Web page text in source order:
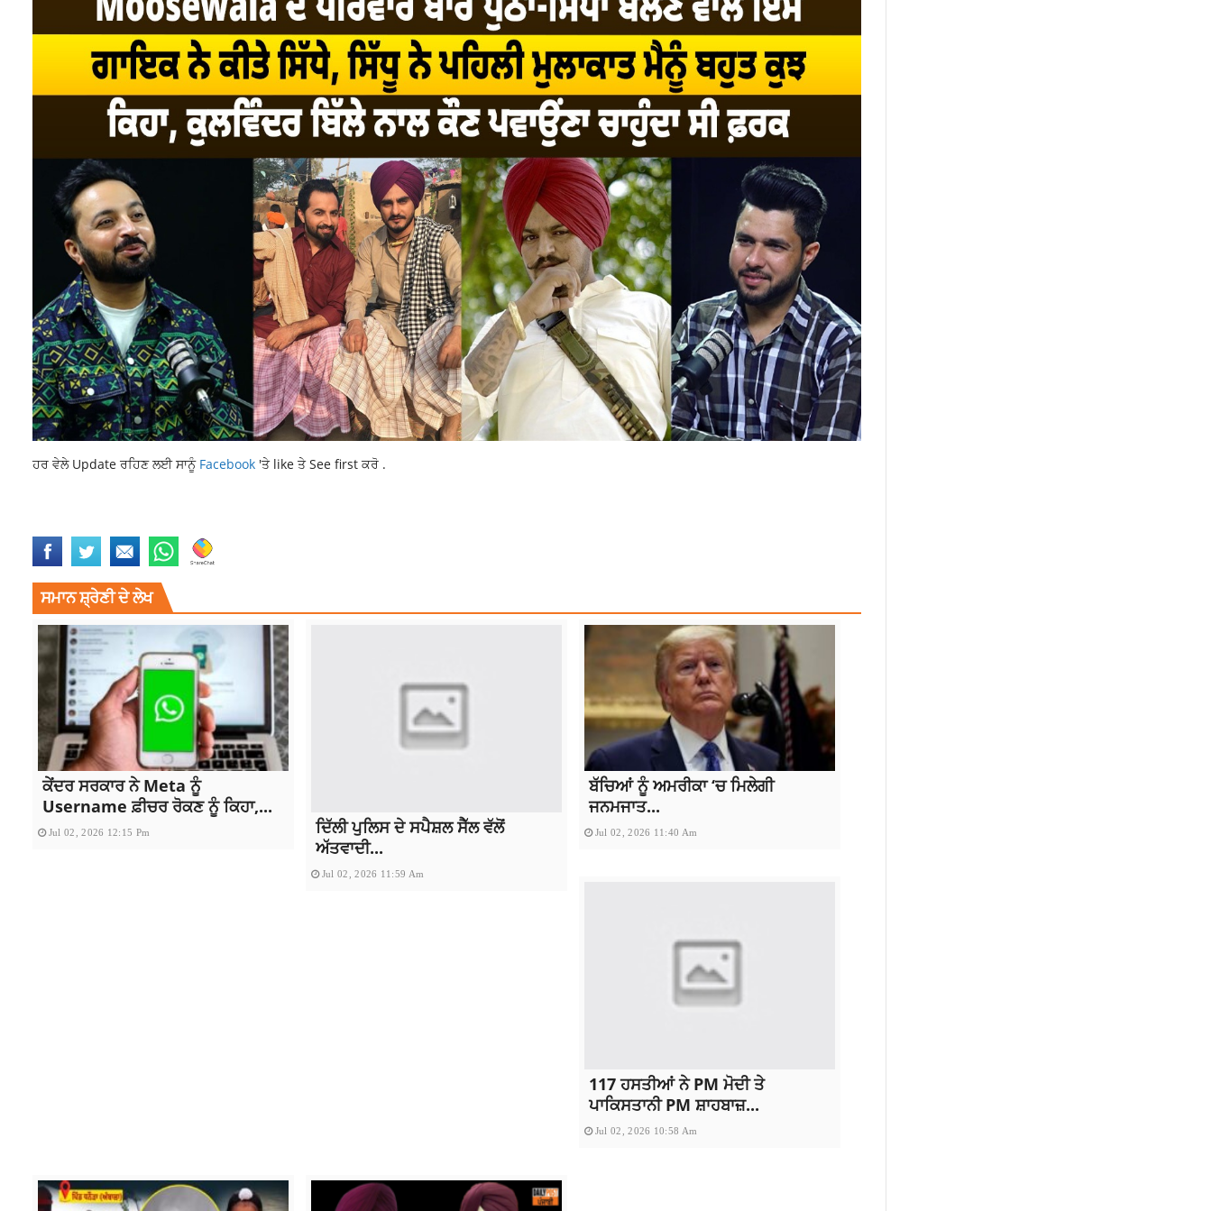
ਹਰ ਵੇਲੇ Update ਰਹਿਣ ਲਈ ਸਾਨੂੰ Facebook 'ਤੇ like ਤੇ See first ਕਰੋ .
ਸਮਾਨ ਸ਼੍ਰੇਣੀ ਦੇ ਲੇਖ
ਕੇਂਦਰ ਸਰਕਾਰ ਨੇ Meta ਨੂੰ
Username ਫ਼ੀਚਰ ਰੋਕਣ ਨੂੰ ਕਿਹਾ,...
Jul 02, 2026 12:15 Pm
ਦਿੱਲੀ ਪੁਲਿਸ ਦੇ ਸਪੈਸ਼ਲ ਸੈੱਲ ਵੱਲੋਂ
ਅੱਤਵਾਦੀ...
Jul 02, 2026 11:59 Am
ਬੱਚਿਆਂ ਨੂੰ ਅਮਰੀਕਾ ‘ਚ ਮਿਲੇਗੀ
ਜਨਮਜਾਤ...
Jul 02, 2026 11:40 Am
117 ਹਸਤੀਆਂ ਨੇ PM ਮੋਦੀ ਤੇ
ਪਾਕਿਸਤਾਨੀ PM ਸ਼ਾਹਬਾਜ਼...
Jul 02, 2026 10:58 Am